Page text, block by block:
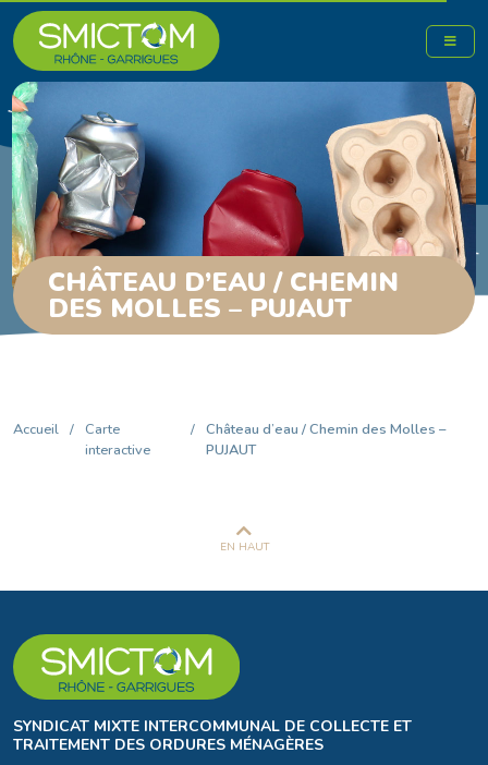
CHÂTEAU D’EAU / CHEMIN
DES MOLLES – PUJAUT
Accueil / Carte
interactive
/ Château d’eau / Chemin des Molles –
PUJAUT
EN HAUT
SYNDICAT MIXTE INTERCOMMUNAL DE COLLECTE ET
TRAITEMENT DES ORDURES MÉNAGÈRES